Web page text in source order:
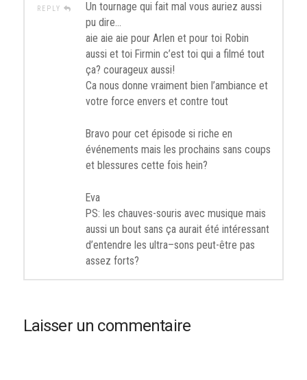
REPLY
Un tournage qui fait mal vous auriez aussi
pu dire…
aie aie aie pour Arlen et pour toi Robin
aussi et toi Firmin c’est toi qui a filmé tout
ça? courageux aussi!
Ca nous donne vraiment bien l’ambiance et
votre force envers et contre tout
Bravo pour cet épisode si riche en
événements mais les prochains sans coups
et blessures cette fois hein?
Eva
PS: les chauves-souris avec musique mais
aussi un bout sans ça aurait été intéressant
d’entendre les ultra–sons peut-être pas
assez forts?
Laisser un commentaire